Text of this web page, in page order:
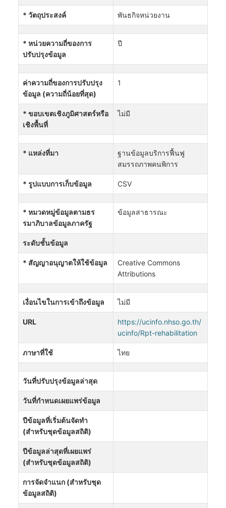
* วัตถุประสงค์ พันธกิจหน่วยงาน
* หน่วยความถี่ของการ
ปรับปรุงข้อมูล
ปี
ค่าความถี่ของการปรับปรุง
ข้อมูล (ความถี่น้อยที่สุด)
1
* ขอบเขตเชิงภูมิศาสตร์หรือ
เชิงพื้นที่
ไม่มี
* แหล่งที่มา
ฐานข้อมูลบริการฟื้นฟู
สมรรถภาพคนพิการ
* รูปแบบการเก็บข้อมูล CSV
* หมวดหมู่ข้อมูลตามธร
รมาภิบาลข้อมูลภาครัฐ
ข้อมูลสาธารณะ
ระดับชั้นข้อมูล
* สัญญาอนุญาตให้ใช้ข้อมูล
Creative Commons
Attributions
เงื่อนไขในการเข้าถึงข้อมูล ไม่มี
URL
https://ucinfo.nhso.go.th/
ucinfo/Rpt-rehabilitation
ภาษาที่ใช้ ไทย
วันที่ปรับปรุงข้อมูลล่าสุด
วันที่กำหนดเผยแพร่ข้อมูล
ปีข้อมูลที่เริ่มต้นจัดทำ
(สำหรับชุดข้อมูลสถิติ)
ปีข้อมูลล่าสุดที่เผยแพร่
(สำหรับชุดข้อมูลสถิติ)
การจัดจำแนก (สำหรับชุด
ข้อมูลสถิติ)